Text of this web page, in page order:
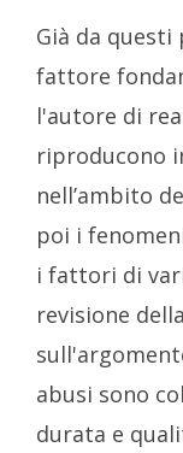
Già da
fattore
l'autore di
riproducono
nell’ambito
poi i
i fattori di
revisione
abusi sono
durata e